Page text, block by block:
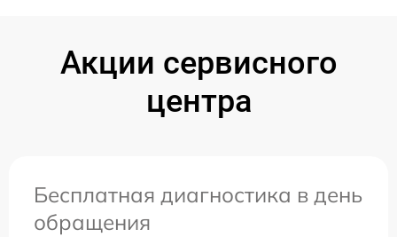
Акции сервисного
центра
Бесплатная диагностика в день
обращения